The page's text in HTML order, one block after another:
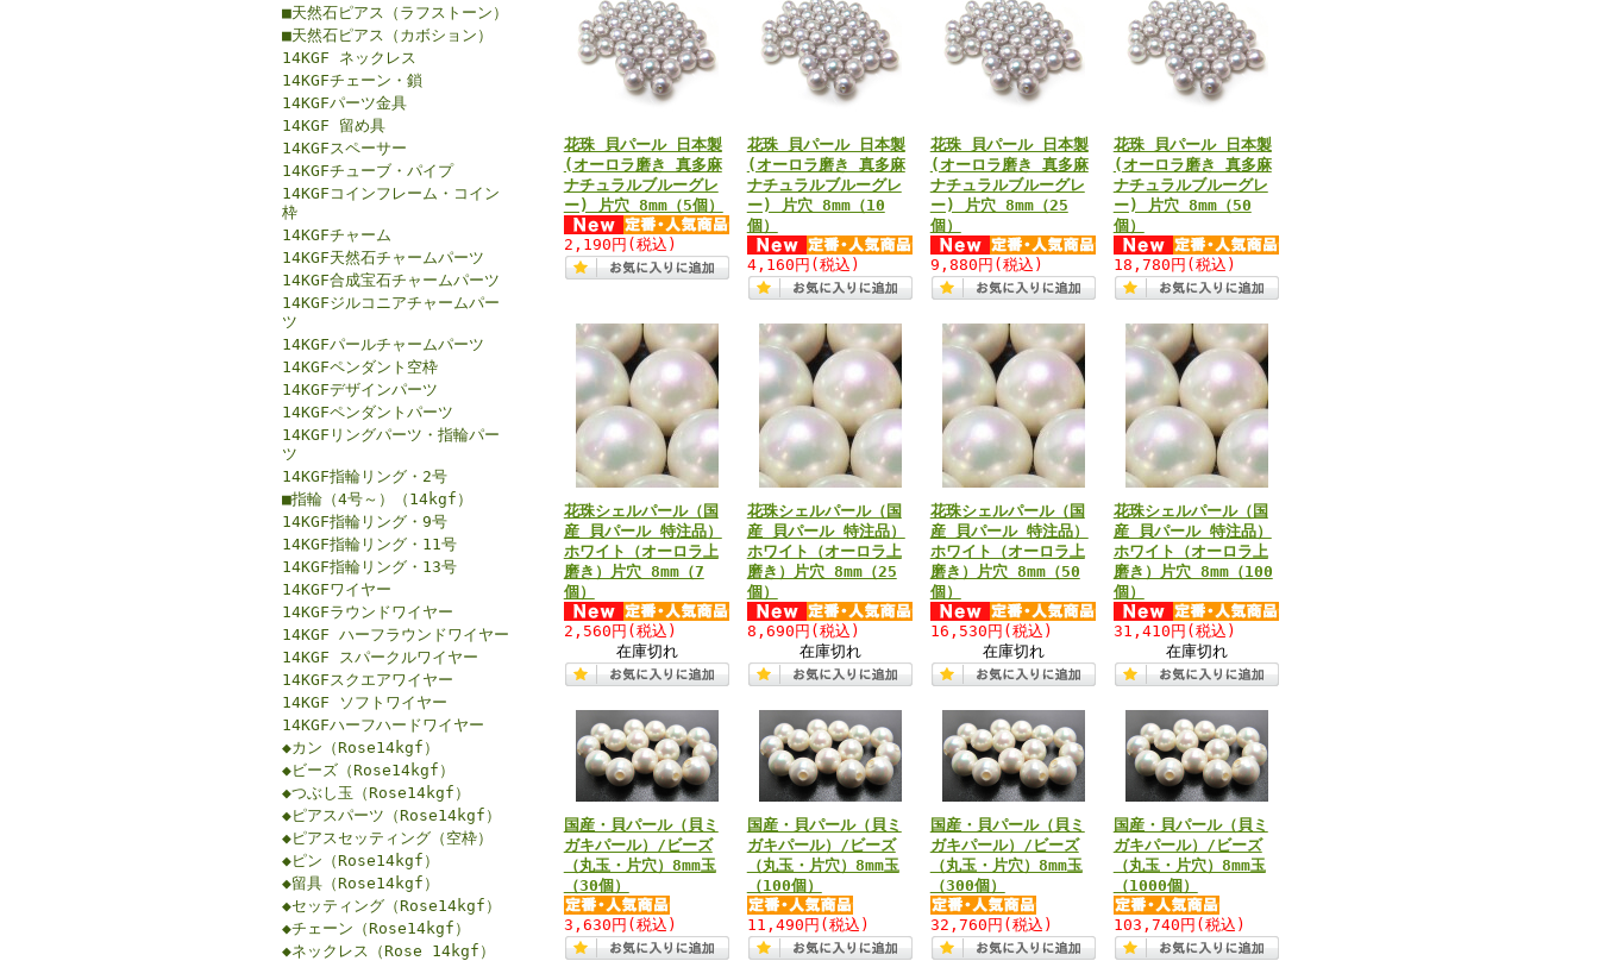
■天然石ピアス（ラフストーン）
■天然石ピアス（カボション）
14KGF ネックレス
14KGFチェーン・鎖
14KGFパーツ金具
14KGF 留め具
14KGFスペーサー
14KGFチューブ・パイプ
14KGFコインフレーム・コイン
枠
14KGFチャーム
14KGF天然石チャームパーツ
14KGF合成宝石チャームパーツ
14KGFジルコニアチャームパー
ツ
14KGFパールチャームパーツ
14KGFペンダント空枠
14KGFデザインパーツ
14KGFペンダントパーツ
14KGFリングパーツ・指輪パー
ツ
14KGF指輪リング・2号
■指輪（4号～）（14kgf）
14KGF指輪リング・9号
14KGF指輪リング・11号
14KGF指輪リング・13号
14KGFワイヤー
14KGFラウンドワイヤー
14KGF ハーフラウンドワイヤー
14KGF スパークルワイヤー
14KGFスクエアワイヤー
14KGF ソフトワイヤー
14KGFハーフハードワイヤー
◆カン（Rose14kgf）
◆ビーズ（Rose14kgf）
◆つぶし玉（Rose14kgf）
◆ピアスパーツ（Rose14kgf）
◆ピアスセッティング（空枠）
◆ピン（Rose14kgf）
◆留具（Rose14kgf）
◆セッティング（Rose14kgf）
◆チェーン（Rose14kgf）
◆ネックレス（Rose 14kgf）
花珠 貝パール 日本製
(オーロラ磨き 真多麻
ナチュラルブルーグレ
ー) 片穴 8mm（5個）
2,190円 (税込)
花珠 貝パール 日本製
(オーロラ磨き 真多麻
ナチュラルブルーグレ
ー) 片穴 8mm（10
個）
4,160円 (税込)
花珠 貝パール 日本製
(オーロラ磨き 真多麻
ナチュラルブルーグレ
ー) 片穴 8mm（25
個）
9,880円 (税込)
花珠 貝パール 日本製
(オーロラ磨き 真多麻
ナチュラルブルーグレ
ー) 片穴 8mm（50
個）
18,780円 (税込)
花珠シェルパール（国
産 貝パール 特注品）
ホワイト（オーロラ上
磨き）片穴 8mm（7
個）
2,560円 (税込)
在庫切れ
花珠シェルパール（国
産 貝パール 特注品）
ホワイト（オーロラ上
磨き）片穴 8mm（25
個）
8,690円 (税込)
在庫切れ
花珠シェルパール（国
産 貝パール 特注品）
ホワイト（オーロラ上
磨き）片穴 8mm（50
個）
16,530円 (税込)
在庫切れ
花珠シェルパール（国
産 貝パール 特注品）
ホワイト（オーロラ上
磨き）片穴 8mm（100
個）
31,410円 (税込)
在庫切れ
国産・貝パール（貝ミ
ガキパール）/ビーズ
（丸玉・片穴）8mm玉
（30個）
3,630円 (税込)
国産・貝パール（貝ミ
ガキパール）/ビーズ
（丸玉・片穴）8mm玉
（100個）
11,490円 (税込)
国産・貝パール（貝ミ
ガキパール）/ビーズ
（丸玉・片穴）8mm玉
（300個）
32,760円 (税込)
国産・貝パール（貝ミ
ガキパール）/ビーズ
（丸玉・片穴）8mm玉
（1000個）
103,740円 (税込)